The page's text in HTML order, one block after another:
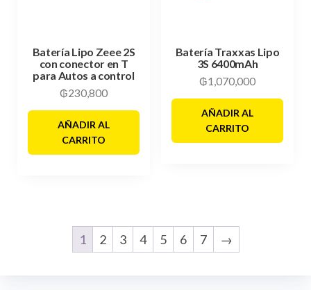
Batería Lipo Zeee 2S
con conector en T
para Autos a control
₲230,800
AÑADIR AL
CARRITO
Batería Traxxas Lipo
3S 6400mAh
₲1,070,000
AÑADIR AL
CARRITO
1 2 3 4 5 6 7 →